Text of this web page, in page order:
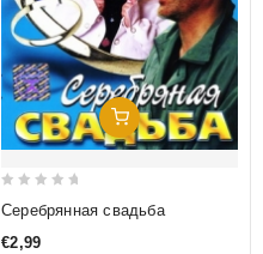
Добавить В Корзину
out
of
Серебрянная свадьба
€2,99